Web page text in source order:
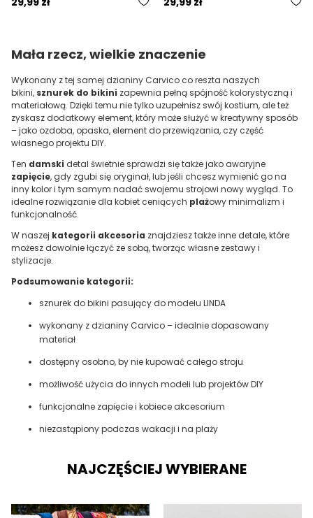
Mała rzecz, wielkie znaczenie
Wykonany z tej samej dzianiny Carvico co reszta naszych
bikini, sznurek do bikini zapewnia pełną spójność kolorystyczną i
materiałową. Dzięki temu nie tylko uzupełnisz swój kostium, ale też
zyskasz dodatkowy element, który może służyć w kreatywny sposób
– jako ozdoba, opaska, element do przewiązania, czy część
własnego projektu DIY.
Ten damski detal świetnie sprawdzi się także jako awaryjne
zapięcie, gdy zgubi się oryginał, lub jeśli chcesz wymienić go na
inny kolor i tym samym nadać swojemu strojowi nowy wygląd. To
idealne rozwiązanie dla kobiet ceniących plażowy minimalizm i
funkcjonalność.
W naszej kategorii akcesoria znajdziesz także inne detale, które
możesz dowolnie łączyć ze sobą, tworząc własne zestawy i
stylizacje.
Podsumowanie kategorii:
sznurek do bikini pasujący do modelu LINDA
wykonany z dzianiny Carvico – idealnie dopasowany
materiał
dostępny osobno, by nie kupować całego stroju
możliwość użycia do innych modeli lub projektów DIY
funkcjonalne zapięcie i kobiece akcesorium
niezastąpiony podczas wakacji i na plaży
NAJCZĘŚCIEJ WYBIERANE